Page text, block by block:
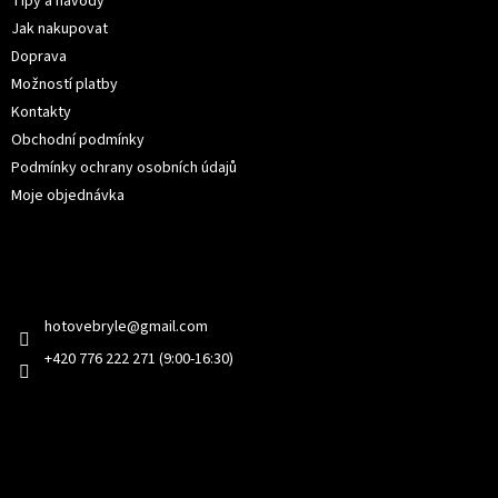
Jak nakupovat
Doprava
Možností platby
Kontakty
Obchodní podmínky
Podmínky ochrany osobních údajů
Moje objednávka
hotovebryle@gmail.com
+420 776 222 271 (9:00-16:30)